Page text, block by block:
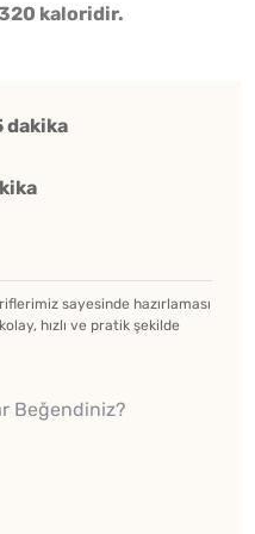
kaloridir.
dakika
sayesinde hazırlaması
hızlı ve pratik şekilde
Beğendiniz?